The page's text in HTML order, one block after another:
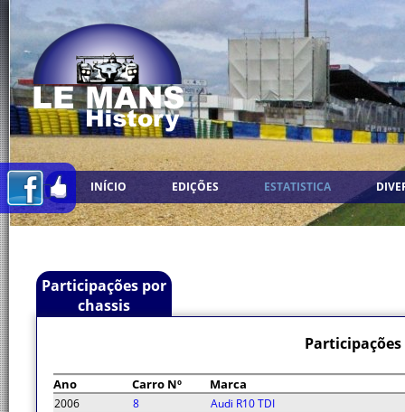
INÍCIO EDIÇÕES ESTATISTICA
Participações por
chassis
Participações
Ano Carro Nº Marca
2006 8 Audi R10 TDI